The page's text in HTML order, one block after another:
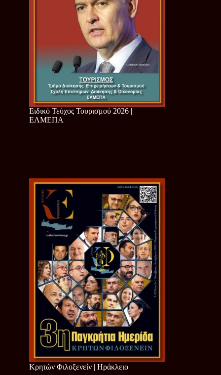
Ειδικό Τεύχος Τουρισμού 2026 |
ΕΛΜΕΠΑ
Κρητών Φιλοξενείν | Ηράκλειο